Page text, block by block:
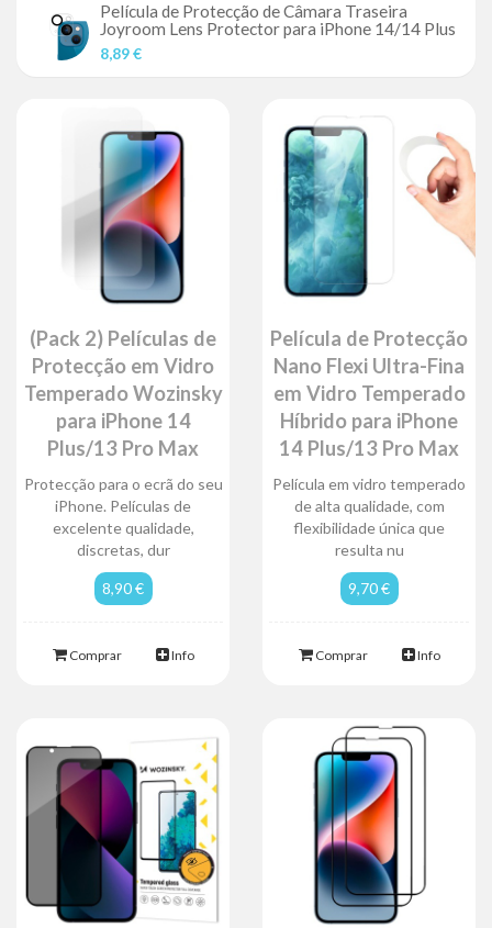
Película de Protecção de Câmara Traseira
Joyroom Lens Protector para iPhone 14/14 Plus
8,89 €
(Pack 2) Películas de
Protecção em Vidro
Temperado Wozinsky
para iPhone 14
Plus/13 Pro Max
Protecção para o ecrã do seu
iPhone. Películas de
excelente qualidade,
discretas, dur
8,90 €
Comprar Info
Película de Protecção
Nano Flexi Ultra-Fina
em Vidro Temperado
Híbrido para iPhone
14 Plus/13 Pro Max
Película em vidro temperado
de alta qualidade, com
flexibilidade única que
resulta nu
9,70 €
Comprar Info